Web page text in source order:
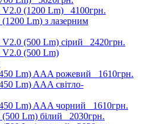
V2.0 (1200 Lm) 4100грн.
Lm) з лазерним
(500 Lm) сірий 2420грн.
(500 Lm)
Lm) AAA рожевий 1610грн.
Lm) AAA світло-
Lm) AAA чорний 1610грн.
Lm) білий 2030грн.